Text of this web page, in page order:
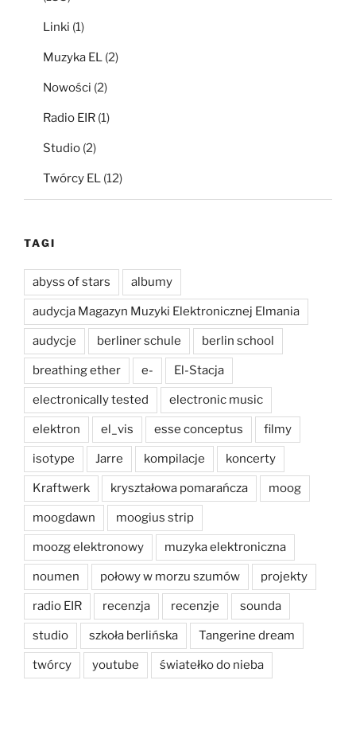
Linki (1)
Muzyka EL (2)
Nowości (2)
Radio EIR (1)
Studio (2)
Twórcy EL (12)
TAGI
abyss of stars albumy
audycja Magazyn Muzyki Elektronicznej Elmania
audycje berliner schule berlin school
breathing ether e- El-Stacja
electronically tested electronic music
elektron el_vis esse conceptus filmy
isotype Jarre kompilacje koncerty
Kraftwerk kryształowa pomarańcza moog
moogdawn moogius strip
moozg elektronowy muzyka elektroniczna
noumen połowy w morzu szumów projekty
radio EIR recenzja recenzje sounda
studio szkoła berlińska Tangerine dream
twórcy youtube światełko do nieba